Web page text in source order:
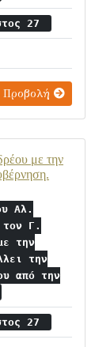
27
Προβολή
με την
Αλ.
τον Γ.
την
την
από την
27